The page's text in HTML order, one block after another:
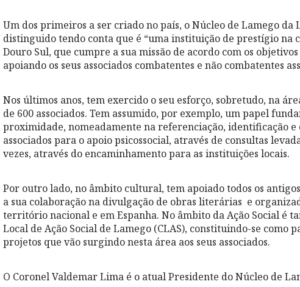
Um dos primeiros a ser criado no país, o Núcleo de Lamego da
distinguido tendo conta que é “uma instituição de prestígio na
Douro Sul, que cumpre a sua missão de acordo com os
apoiando os seus associados combatentes e não combatentes
Nos últimos anos, tem exercido o seu esforço, sobretudo, na
de 600 associados. Tem assumido, por exemplo, um papel
proximidade, nomeadamente na referenciação, identificação e
associados para o apoio psicossocial, através de consultas
vezes, através do encaminhamento para as instituições locais.
Por outro lado, no âmbito cultural, tem apoiado todos os
a sua colaboração na divulgação de obras literárias e
território nacional e em Espanha. No âmbito da Ação Social é
Local de Ação Social de Lamego (CLAS), constituindo-se como
projetos que vão surgindo nesta área aos seus associados.
O Coronel Valdemar Lima é o atual Presidente do Núcleo de